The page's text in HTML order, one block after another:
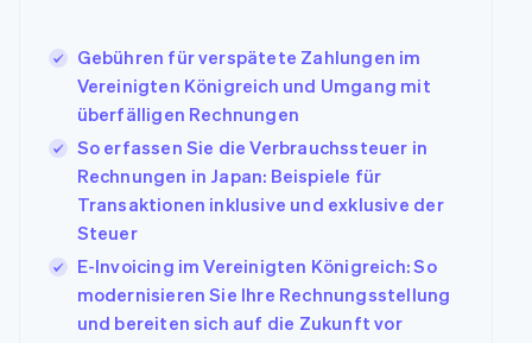
Gebühren für verspätete Zahlungen im
Vereinigten Königreich und Umgang mit
überfälligen Rechnungen
So erfassen Sie die Verbrauchssteuer in
Rechnungen in Japan: Beispiele für
Transaktionen inklusive und exklusive der
Steuer
E-Invoicing im Vereinigten Königreich: So
modernisieren Sie Ihre Rechnungsstellung
und bereiten sich auf die Zukunft vor
English
Italien
ItalianoEnglish
Japan
Kanada
EnglishFrançais
Kroatien
English Italiano
Lettland
English
Liechtenstein